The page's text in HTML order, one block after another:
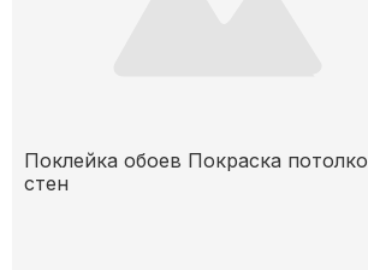
Поклейка обоев Покраска
стен